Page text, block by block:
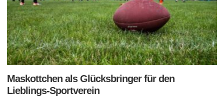
Maskottchen als Glücksbringer für den
Lieblings-Sportverein